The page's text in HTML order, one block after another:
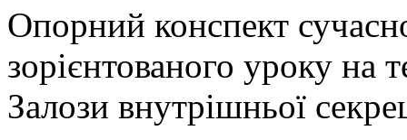
Опорний конспект
зорієнтованого уроку
Залози внутрішньої